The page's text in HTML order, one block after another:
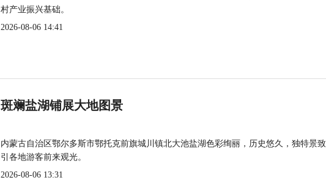
村产业振兴基础。
2026-08-06 14:41
斑斓盐湖铺展大地图景
内蒙古自治区鄂尔多斯市鄂托克前旗城川镇北大池盐湖色彩绚丽，历史悠久，独特景
引各地游客前来观光。
2026-08-06 13:31